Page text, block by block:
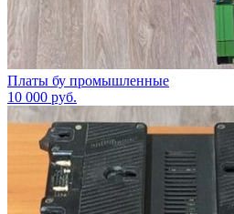
Платы бу промышленные
10 000 руб.